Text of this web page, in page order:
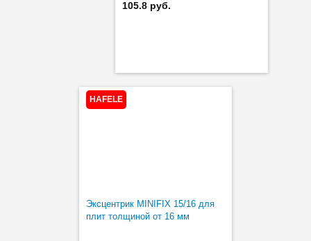
105.8 руб.
HAFELE
Эксцентрик MINIFIX 15/16 для
плит толщиной от 16 мм